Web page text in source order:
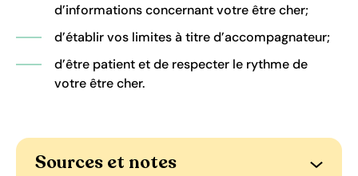
d’informations concernant votre être cher;
d’établir vos limites à titre d’accompagnateur;
d’être patient et de respecter le rythme de
votre être cher.
Sources et notes Ouvrir